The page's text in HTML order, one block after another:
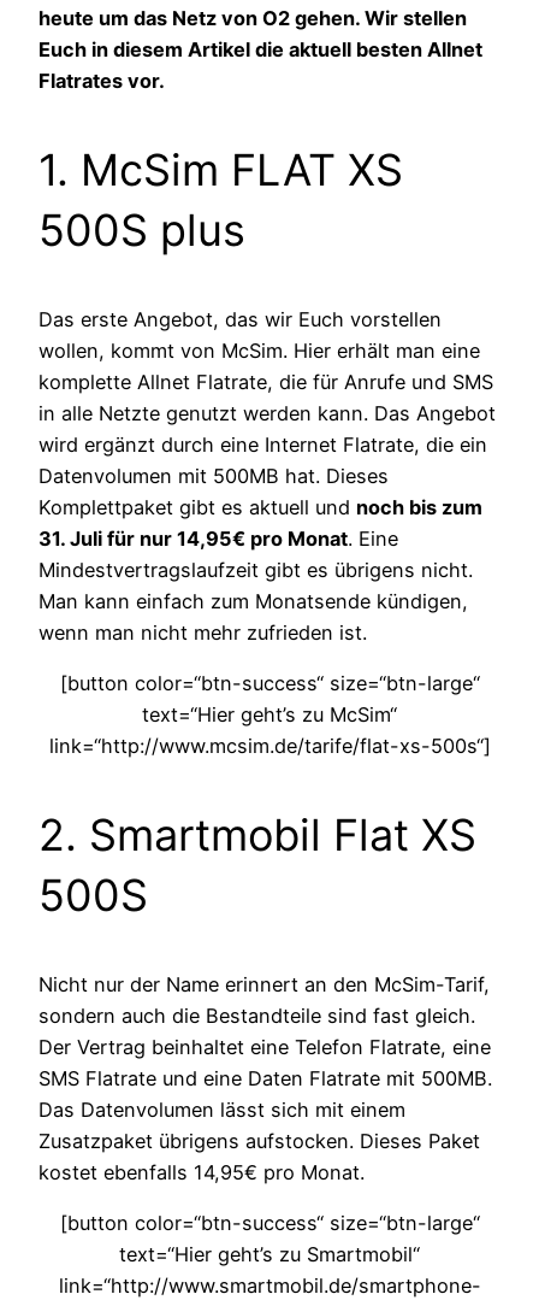
heute um das Netz von O2 gehen. Wir stellen
Euch in diesem Artikel die aktuell besten Allnet
Flatrates vor.
1. McSim FLAT XS
500S plus
Das erste Angebot, das wir Euch vorstellen
wollen, kommt von McSim. Hier erhält man eine
komplette Allnet Flatrate, die für Anrufe und SMS
in alle Netzte genutzt werden kann. Das Angebot
wird ergänzt durch eine Internet Flatrate, die ein
Datenvolumen mit 500MB hat. Dieses
Komplettpaket gibt es aktuell und noch bis zum
31. Juli für nur 14,95€ pro Monat. Eine
Mindestvertragslaufzeit gibt es übrigens nicht.
Man kann einfach zum Monatsende kündigen,
wenn man nicht mehr zufrieden ist.
[button color=“btn-success“ size=“btn-large“
text=“Hier geht’s zu McSim“
link=“http://www.mcsim.de/tarife/flat-xs-500s“]
2. Smartmobil Flat XS
500S
Nicht nur der Name erinnert an den McSim-Tarif,
sondern auch die Bestandteile sind fast gleich.
Der Vertrag beinhaltet eine Telefon Flatrate, eine
SMS Flatrate und eine Daten Flatrate mit 500MB.
Das Datenvolumen lässt sich mit einem
Zusatzpaket übrigens aufstocken. Dieses Paket
kostet ebenfalls 14,95€ pro Monat.
[button color=“btn-success“ size=“btn-large“
text=“Hier geht’s zu Smartmobil“
link=“http://www.smartmobil.de/smartphone-